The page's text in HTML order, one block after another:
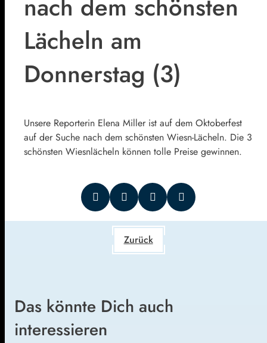
nach dem schönsten
Lächeln am
Donnerstag (3)
Unsere Reporterin Elena Miller ist auf dem Oktoberfest
auf der Suche nach dem schönsten Wiesn-Lächeln. Die 3
schönsten Wiesnlächeln können tolle Preise gewinnen.
Zurück
Das könnte Dich auch
interessieren